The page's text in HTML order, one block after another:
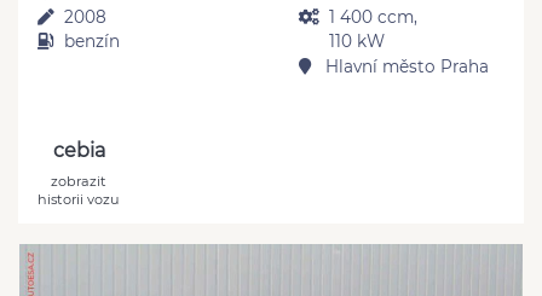
2008
benzín
1 400 ccm,
110 kW
Hlavní město Praha
cebia
zobrazit
historii vozu